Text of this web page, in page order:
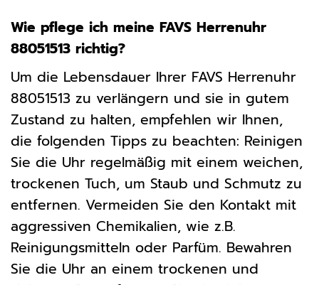
Wie pflege ich meine FAVS Herrenuhr
88051513 richtig?
Um die Lebensdauer Ihrer FAVS Herrenuhr
88051513 zu verlängern und sie in gutem
Zustand zu halten, empfehlen wir Ihnen,
die folgenden Tipps zu beachten: Reinigen
Sie die Uhr regelmäßig mit einem weichen,
trockenen Tuch, um Staub und Schmutz zu
entfernen. Vermeiden Sie den Kontakt mit
aggressiven Chemikalien, wie z.B.
Reinigungsmitteln oder Parfüm. Bewahren
Sie die Uhr an einem trockenen und